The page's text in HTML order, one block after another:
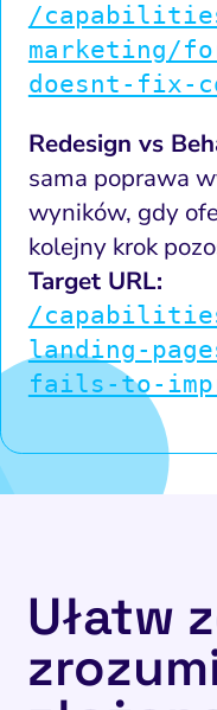
/
marketing/
doesnt-fix-
Redesign vs
sama poprawa
wyników, gdy
kolejny krok
Target URL:
/
landing-
fails-to-
Ułatw